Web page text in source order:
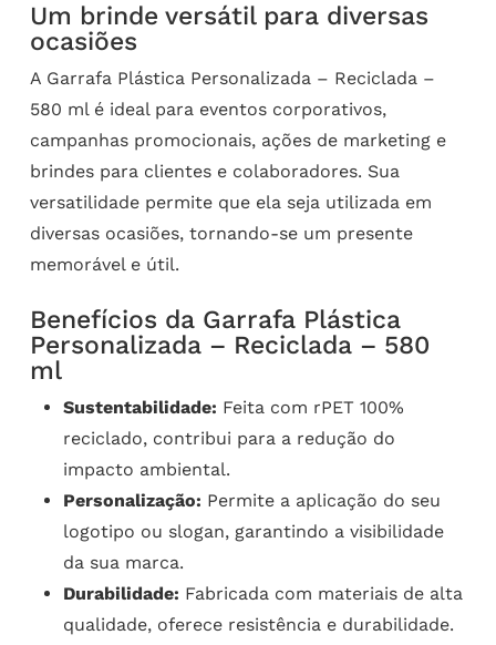
Um brinde versátil para diversas
ocasiões
A Garrafa Plástica Personalizada – Reciclada –
580 ml é ideal para eventos corporativos,
campanhas promocionais, ações de marketing e
brindes para clientes e colaboradores. Sua
versatilidade permite que ela seja utilizada em
diversas ocasiões, tornando-se um presente
memorável e útil.
Benefícios da Garrafa Plástica
Personalizada – Reciclada – 580
ml
Sustentabilidade: Feita com rPET 100%
reciclado, contribui para a redução do
impacto ambiental.
Personalização: Permite a aplicação do seu
logotipo ou slogan, garantindo a visibilidade
da sua marca.
Durabilidade: Fabricada com materiais de alta
qualidade, oferece resistência e durabilidade.